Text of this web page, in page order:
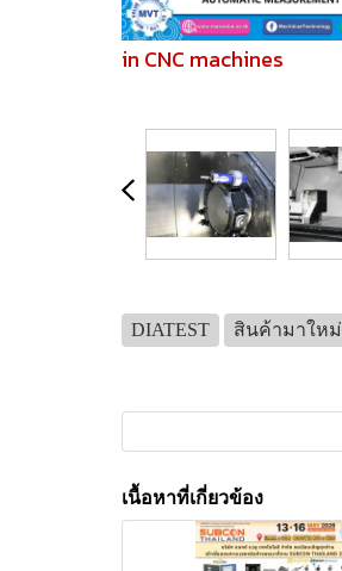
in CNC machines
DIATEST สินค้ามาใหม่
เนื้อหาที่เกี่ยวข้อง